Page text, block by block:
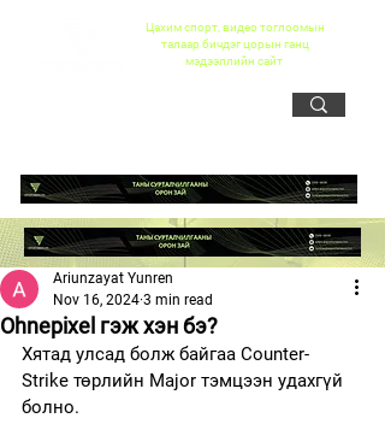
Цахим спорт, видео тоглоомын
талаар бичдэг цорын ганц
мэдээллийн сайт
Ohnepixel гэж хэн бэ?
Ariunzayat Yunren
Nov 16, 2024 3 min read
Хятад улсад болж байгаа Counter-
Strike төрлийн Major тэмцээн удахгүй
болно.